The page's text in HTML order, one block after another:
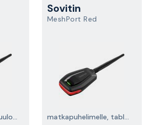
Vakio-Bluetooth-kuulokemikrofonit
Sovitin
MeshPort Red
matkapuhelimelle, tabletille tai tietokoneelle